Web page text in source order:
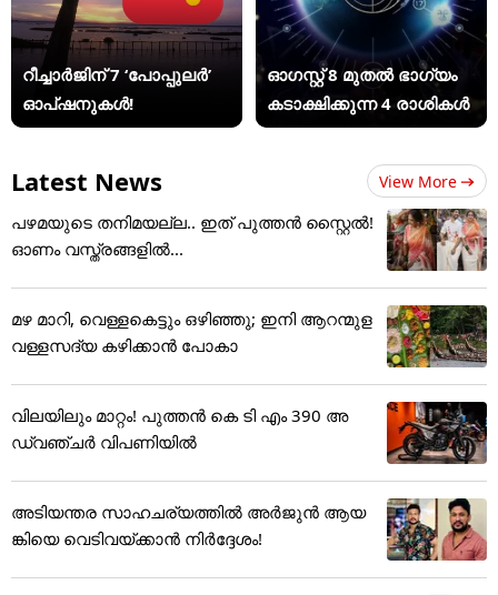
റീച്ചാർജിന് 7 ‘പോപ്പുലർ’
ഓപ്ഷനുകൾ!
ഓഗസ്റ്റ് 8 മുതൽ ഭാഗ്യം
കടാക്ഷിക്കുന്ന 4 രാശികൾ
Latest News View More
പഴമയുടെ തനിമയല്ല.. ഇത് പുത്തൻ സ്റ്റൈൽ!
ഓണം വസ്ത്രങ്ങളിൽ...
മഴ മാറി, വെള്ളകെട്ടും ഒഴിഞ്ഞു; ഇനി ആറന്മുള
വള്ളസദ്യ കഴിക്കാൻ പോകാ
വിലയിലും മാറ്റം! പുത്തൻ കെ ടി എം 390 അ
ഡ്വഞ്ചർ വിപണിയിൽ
അടിയന്തര സാഹചര്യത്തിൽ അർജുൻ ആയ
ങ്കിയെ വെടിവയ്ക്കാൻ നിർദ്ദേശം!